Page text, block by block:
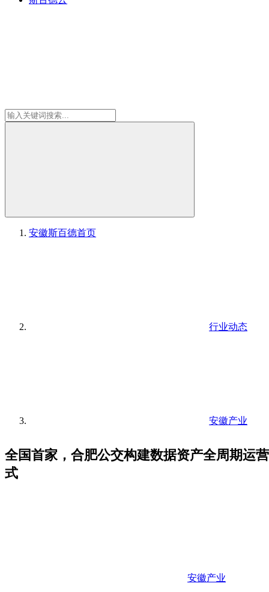
安徽斯百德首页
行业动态
安徽产业
全国首家，合肥公交构建数据资产全周期运
式
安徽产业